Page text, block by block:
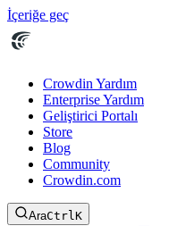
İçeriğe geç
Crowdin Yardım
Enterprise Yardım
Geliştirici Portalı
Store
Blog
Community
Crowdin.com
AraCtrlK